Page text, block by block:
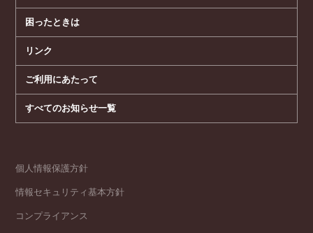
困ったときは
リンク
ご利用にあたって
すべてのお知らせ一覧
個人情報保護方針
情報セキュリティ基本方針
コンプライアンス